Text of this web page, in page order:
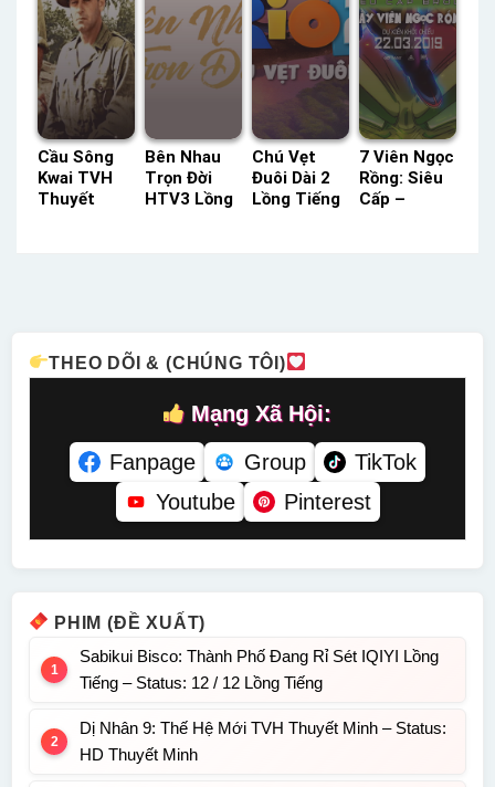
Cầu Sông
Kwai TVH
Thuyết
Bên Nhau
Trọn Đời
HTV3 Lồng
Chú Vẹt
Đuôi Dài 2
Lồng Tiếng
7 Viên Ngọc
Rồng: Siêu
Cấp –
THEO DÕI & (CHÚNG TÔI)
Mạng Xã Hội:
Fanpage
Group
TikTok
Youtube
Pinterest
PHIM (ĐỀ XUẤT)
Sabikui Bisco: Thành Phố Đang Rỉ Sét IQIYI Lồng
Tiếng – Status: 12 / 12 Lồng Tiếng
Dị Nhân 9: Thế Hệ Mới TVH Thuyết Minh – Status:
HD Thuyết Minh